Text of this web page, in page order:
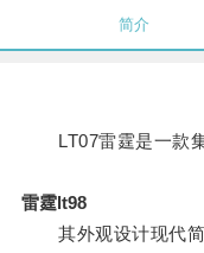
简介
LT07雷霆是一款集
雷霆lt98
其外观设计现代简